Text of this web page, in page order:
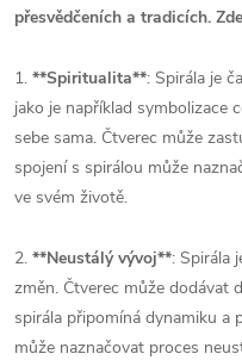
přesvědčeních a tradicích.
1. **Spiritualita**: Spirála je
jako je například symbolizace
sebe sama. Čtverec může
spojení s spirálou může
ve svém životě.
2. **Neustálý vývoj**: Spirála
změn. Čtverec může dodávat
spirála připomíná dynamiku a
může naznačovat proces